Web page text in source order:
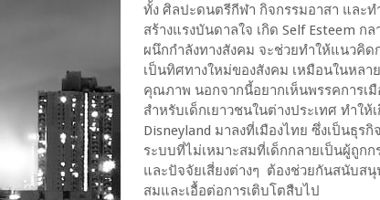
ทั้ง ศิลปะดนตรีกีฬา กิจกรรมอาสา และ
สร้างแรงบันดาลใจ เกิด Self Esteem
ผนึกกำลังทางสังคม จะช่วยทำให้แนวคิ
เป็นทิศทางใหม่ของสังคม เหมือนในหล
คุณภาพ นอกจากนี้อยากเห็นพรรคการเ
สำหรับเด็กเยาวชนในต่างประเทศ ทำใ
Disneyland มาลงที่เมืองไทย ซึ่งเป็นธุ
ระบบที่ไม่เหมาะสมที่เด็กกลายเป็นผู้ถูก
และปัจจัยเสี่ยงต่างๆ ต้องช่วยกันสนับส
สมและเอื้อต่อการเติบโตสืบไป